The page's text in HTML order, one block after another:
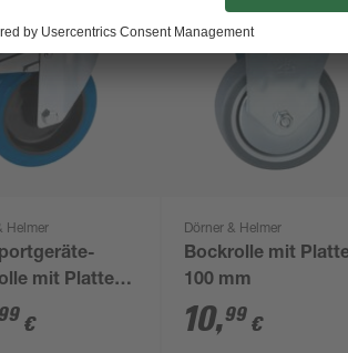
Helmer
mit Platte
€
Dörner & Helmer
Bockrolle mit
100 mm
10,99 €